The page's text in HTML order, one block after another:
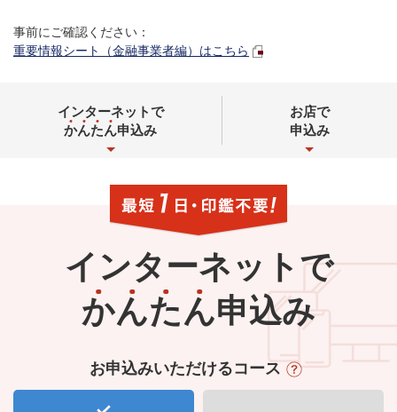
事前にご確認ください：
重要情報シート（金融事業者編）はこちら
インターネットで
かんたん申込み
お店で
申込み
インターネットで
かんたん申込み
お申込みいただけるコース